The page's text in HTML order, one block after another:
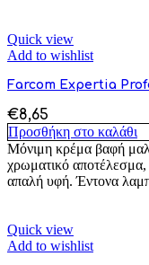
Quick view
Add to wishlist
Farcom Expertia
€8,65
Προσθήκη στο καλάθι
Μόνιμη κρέμα βαφή
χρωματικό
απαλή υφή. Έντονα
Quick view
Add to wishlist